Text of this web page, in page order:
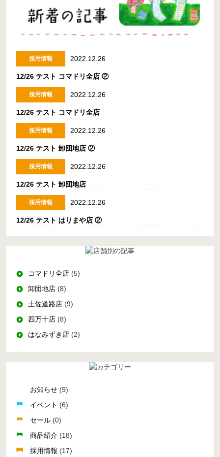
採用情報 2022.12.26
12/26 テスト コマドリ全店 ②
採用情報 2022.12.26
12/26 テスト コマドリ全店
採用情報 2022.12.26
12/26 テスト 卸団地店 ②
採用情報 2022.12.26
12/26 テスト 卸団地店
採用情報 2022.12.26
12/26 テスト はりまや店 ②
コマドリ全店 (5)
卸団地店 (8)
土佐道路店 (9)
四万十店 (8)
はなみずき店 (2)
お知らせ (9)
イベント (6)
セール (0)
商品紹介 (18)
採用情報 (17)